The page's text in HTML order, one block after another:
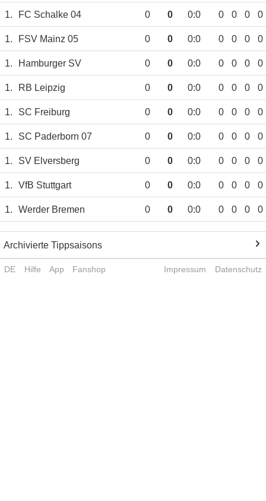
1. FC Schalke 04 0 0 0:0 0 0 0 0
1. FSV Mainz 05 0 0 0:0 0 0 0 0
1. Hamburger SV 0 0 0:0 0 0 0 0
1. RB Leipzig 0 0 0:0 0 0 0 0
1. SC Freiburg 0 0 0:0 0 0 0 0
1. SC Paderborn 07 0 0 0:0 0 0 0 0
1. SV Elversberg 0 0 0:0 0 0 0 0
1. VfB Stuttgart 0 0 0:0 0 0 0 0
1. Werder Bremen 0 0 0:0 0 0 0 0
Archivierte Tippsaisons
DE Hilfe App Fanshop Impressum Datenschutz